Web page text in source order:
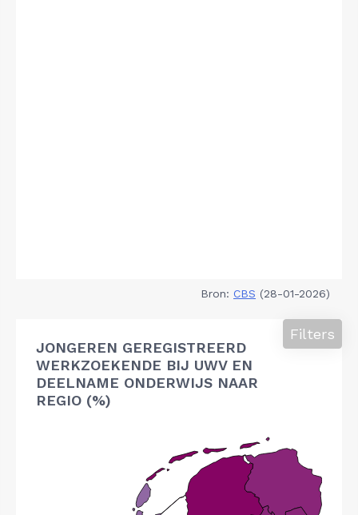
Bron: CBS (28-01-2026)
JONGEREN GEREGISTREERD
WERKZOEKENDE BIJ UWV EN
DEELNAME ONDERWIJS NAAR
REGIO (%)
Filters